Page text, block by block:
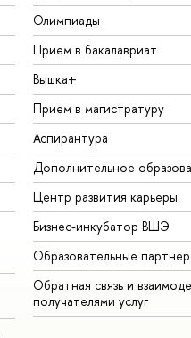
Олимпиады
Прием в бакалавриат
Вышка+
Прием в магистратуру
Аспирантура
Дополнительное
Центр развития карьеры
Бизнес-инкубатор ВШЭ
Образовательные
Обратная связь и
получателями услуг